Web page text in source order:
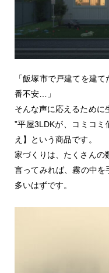
「飯塚市で戸建てを建
番不安…」
そんな声に応えるために
”平屋3LDKが、コミコ
え】という商品です。
家づくりは、たくさんの
言ってみれば、霧の中を
多いはずです。